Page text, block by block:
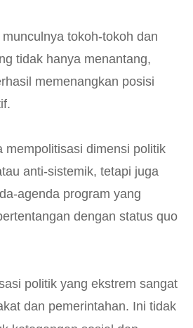
tokoh-tokoh dan
tidak hanya menantang,
memenangkan posisi
mempolitisasi dimensi politik
anti-sistemik, tetapi juga
agenda program yang
dengan status quo
politik yang ekstrem sangat
dan pemerintahan. Ini tidak